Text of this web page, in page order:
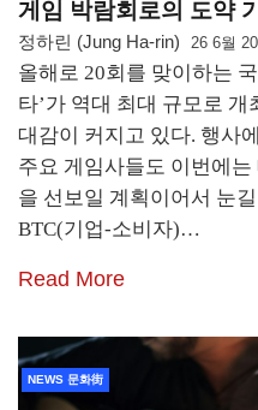
게임 박람회로의 도약
정하린 (Jung Ha-rin) 26 6월
올해로 20회를 맞이하는
타’가 역대 최대 규모로
대감이 커지고 있다. 행사
주요 게임사들도 이번에
을 선보일 계획이어서 눈
BTC(기업-소비자)…
Read More
NEWS 문화街